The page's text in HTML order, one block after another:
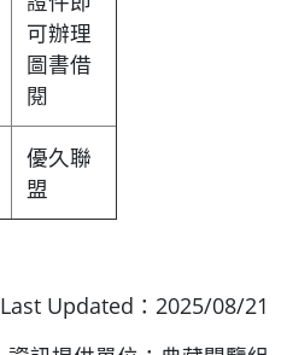
可辦理
圖書借
閱
優久聯
盟
Last Updated：2025/08/21